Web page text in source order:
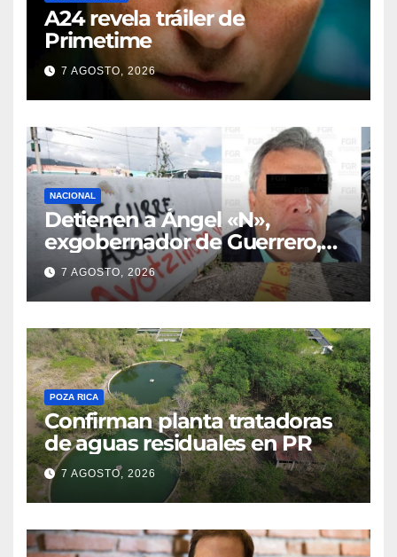
A24 revela tráiler de
Primetime
7 AGOSTO, 2026
NACIONAL
Detienen a Ángel «N»,
exgobernador de Guerrero,
por el caso Ayotzinapa
7 AGOSTO, 2026
POZA RICA
Confirman planta tratadoras
de aguas residuales en PR
7 AGOSTO, 2026